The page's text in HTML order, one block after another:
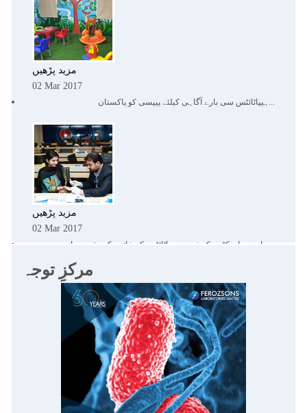
مزید پڑھیں
02 Mar 2017
ہیپاٹائٹس سی بارے آگاہی کیلئے پیپسی کو پاکستان...
مزید پڑھیں
02 Mar 2017
سماجی پراجیکٹس کے ذریعے ہیپاٹائٹس کے خاتمے کی یقین دہانی
مرکزِ توجہ